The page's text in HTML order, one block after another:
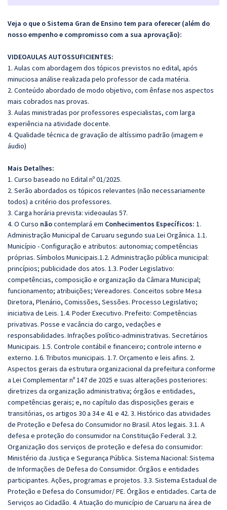
Veja o que o Sistema Gran de Ensino tem para oferecer (além do
nosso empenho e compromisso com a sua aprovação):
VIDEOAULAS AUTOSSUFICIENTES:
1. Aulas com abordagem dos tópicos previstos no edital, após
minuciosa análise realizada pelo professor de cada matéria.
2. Conteúdo abordado de modo objetivo, com ênfase nos aspectos
mais cobrados nas provas.
3. Aulas ministradas por professores especialistas, com larga
experiência na atividade docente.
4. Qualidade técnica de gravação de altíssimo padrão (imagem e
áudio)
Mais Detalhes:
1. Curso baseado no Edital nº 01/2025.
2. Serão abordados os tópicos relevantes (não necessariamente
todos) a critério dos professores.
3. Carga horária prevista: videoaulas 57.
4. O Curso nãocontemplará em Conhecimentos Específicos: 1.
Administração Municipal de Caruaru segundo sua Lei Orgânica. 1.1.
Município - Configuração e atributos: autonomia; competências
próprias. Símbolos Municipais.1.2. Administração pública municipal:
princípios; publicidade dos atos. 1.3. Poder Legislativo:
competências, composição e organização da Câmara Municipal;
funcionamento; atribuições; Vereadores. Conceitos sobre Mesa
Diretora, Plenário, Comissões, Sessões. Processo Legislativo;
iniciativa de Leis. 1.4. Poder Executivo. Prefeito: Competências
privativas. Posse e vacância do cargo, vedações e
responsabilidades. Infrações político-administrativas. Secretários
Municipais. 1.5. Controle contábil e financeiro; controle interno e
externo. 1.6. Tributos municipais. 1.7. Orçamento e leis afins. 2.
Aspectos gerais da estrutura organizacional da prefeitura conforme
a Lei Complementar nº 147 de 2025 e suas alterações posteriores:
diretrizes da organização administrativa; órgãos e entidades,
competências gerais; e, no capítulo das disposições gerais e
transitórias, os artigos 30 a 34 e 41 e 42. 3. Histórico das atividades
de Proteção e Defesa do Consumidor no Brasil. Atos legais. 3.1. A
defesa e proteção do consumidor na Constituição Federal. 3.2.
Organização dos serviços de proteção e defesa do consumidor:
Ministério da Justiça e Segurança Pública. Sistema Nacional: Sistema
de Informações de Defesa do Consumidor. Órgãos e entidades
participantes. Ações, programas e projetos. 3.3. Sistema Estadual de
Proteção e Defesa do Consumidor/ PE. Órgãos e entidades. Carta de
Serviços ao Cidadão. 4. Atuação do município de Caruaru na área de